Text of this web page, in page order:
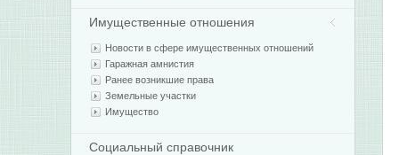
Имущественные отношения
Новости в сфере имущественных отношений
Гаражная амнистия
Ранее возникшие права
Земельные участки
Имущество
Социальный справочник